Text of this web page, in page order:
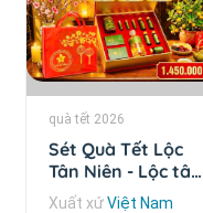
quà tết 2026
Sét Quà Tết Lộc
Tân Niên - Lộc tân
Niên
Xuất xứViệt Nam